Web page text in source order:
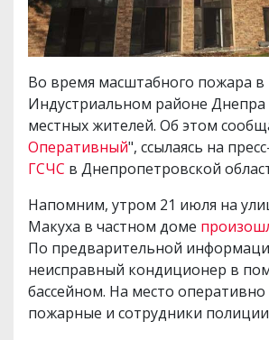
Во время масштабного пожара в
Индустриальном районе Днепра
местных жителей. Об этом
Оперативный", ссылаясь на
ГСЧС в Днепропетровской
Напомним, утром 21 июля на
Макуха в частном доме
По предварительной
неисправный кондиционер в
бассейном. На место
пожарные и сотрудники